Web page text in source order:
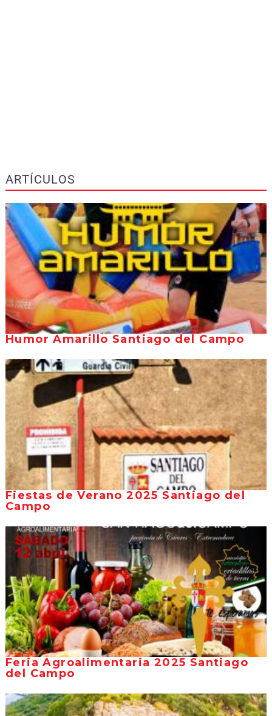
ARTÍCULOS
Humor Amarillo Santiago del Campo
Fiestas de Verano 2025 Santiago del
Campo
Feria Agroalimentaria 2025 Santiago
del Campo